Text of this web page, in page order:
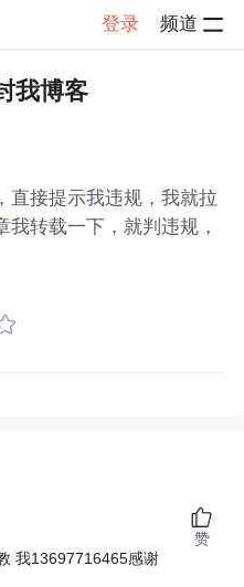
登录 频道
情
我博客
直接提示我违规，我就拉
转载一下，就判违规，
我13697716465感谢
赞